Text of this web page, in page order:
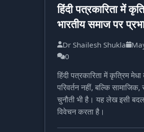
हिंदी पत्रकारिता में
भारतीय समाज पर
Dr Shailesh Shukla
0
हिंदी पत्रकारिता में कृत्रिम
परिवर्तन नहीं, बल्कि
चुनौती भी है। यह लेख इसी
विवेचन करता है।